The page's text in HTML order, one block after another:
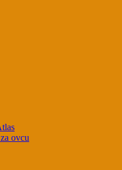
ovcu